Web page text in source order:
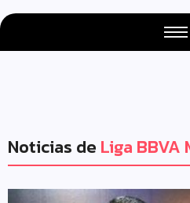
Noticias de Liga BBVA